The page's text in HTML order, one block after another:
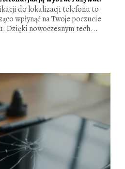
do lokalizacji telefonu to
wpłynąć na Twoje poczucie
Dzięki nowoczesnym tech...